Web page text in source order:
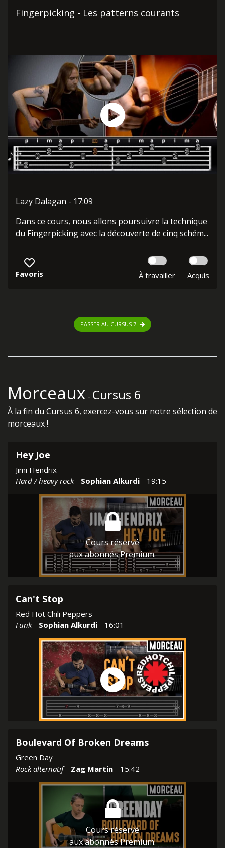
Fingerpicking - Les patterns courants
Lazy Dalagan - 17:09
Dans ce cours, nous allons poursuivre la technique
du Fingerpicking avec la découverte de cinq schém...
Favoris À travailler Acquis
PASSER AU CURSUS 7
Morceaux - Cursus 6
À la fin du Cursus 6, exercez-vous sur notre sélection de
morceaux !
Hey Joe
Jimi Hendrix
Hard / heavy rock - Sophian Alkurdi - 19:15
Cours réservé
aux abonnés Premium.
Can't Stop
Red Hot Chili Peppers
Funk - Sophian Alkurdi - 16:01
Boulevard Of Broken Dreams
Green Day
Rock alternatif- Zag Martin - 15:42
Cours réservé
aux abonnés Premium.